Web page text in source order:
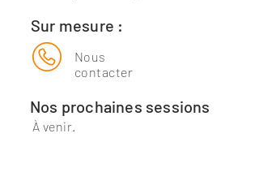
Sur mesure :
Nous
contacter
Nos prochaines sessions
À venir.